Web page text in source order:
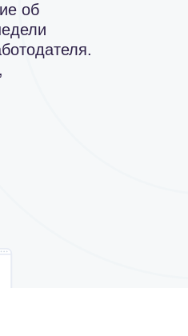
об